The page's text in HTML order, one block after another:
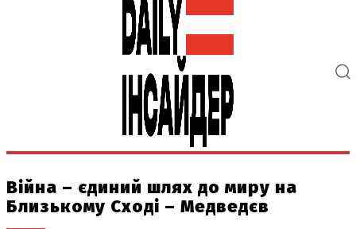
Війна – єдиний шлях до миру на
Близькому Сході – Медведєв